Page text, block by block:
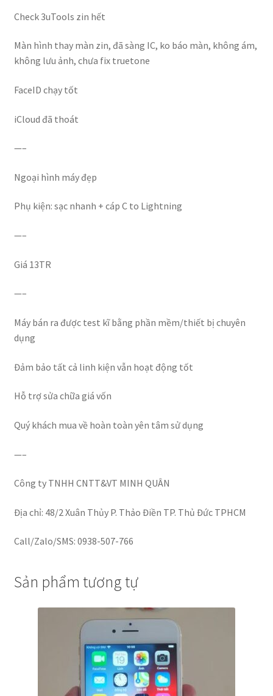
Check 3uTools zin hết
Màn hình thay màn zin, đã sàng IC, ko báo màn, không ám,
không lưu ảnh, chưa fix truetone
FaceID chạy tốt
iCloud đã thoát
—–
Ngoại hình máy đẹp
Phụ kiện: sạc nhanh + cáp C to Lightning
—–
Giá 13TR
—–
Máy bán ra được test kĩ bằng phần mềm/thiết bị chuyên
dụng
Đảm bảo tất cả linh kiện vẫn hoạt động tốt
Hỗ trợ sửa chữa giá vốn
Quý khách mua về hoàn toàn yên tâm sử dụng
—–
Công ty TNHH CNTT&VT MINH QUÂN
Địa chỉ: 48/2 Xuân Thủy P. Thảo Điền TP. Thủ Đức TPHCM
Call/Zalo/SMS: 0938-507-766
Sản phẩm tương tự